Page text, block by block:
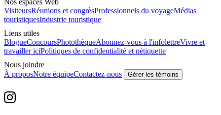
Nos espaces Web
VisiteursRéunions et congrèsProfessionnels du voyageMédias
touristiquesIndustrie touristique
Liens utiles
BlogueConcoursPhotothèqueAbonnez-vous à l'infolettreVivre et
travailler iciPolitiques de confidentialité et nétiquette
Nous joindre
À proposNotre équipeContactez-nous Gérer les témoins